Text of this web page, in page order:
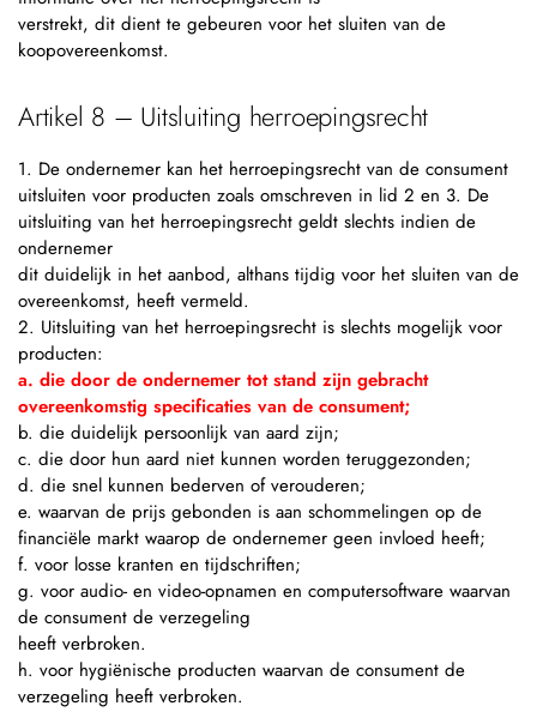
verstrekt, dit dient te gebeuren voor het sluiten van de
koopovereenkomst.
Artikel 8 – Uitsluiting herroepingsrecht
1. De ondernemer kan het herroepingsrecht van de consument
uitsluiten voor producten zoals omschreven in lid 2 en 3. De
uitsluiting van het herroepingsrecht geldt slechts indien de
ondernemer
dit duidelijk in het aanbod, althans tijdig voor het sluiten van de
overeenkomst, heeft vermeld.
2. Uitsluiting van het herroepingsrecht is slechts mogelijk voor
producten:
a. die door de ondernemer tot stand zijn gebracht
overeenkomstig specificaties van de consument;
b. die duidelijk persoonlijk van aard zijn;
c. die door hun aard niet kunnen worden teruggezonden;
d. die snel kunnen bederven of verouderen;
e. waarvan de prijs gebonden is aan schommelingen op de
financiële markt waarop de ondernemer geen invloed heeft;
f. voor losse kranten en tijdschriften;
g. voor audio- en video-opnamen en computersoftware waarvan
de consument de verzegeling
heeft verbroken.
h. voor hygiënische producten waarvan de consument de
verzegeling heeft verbroken.